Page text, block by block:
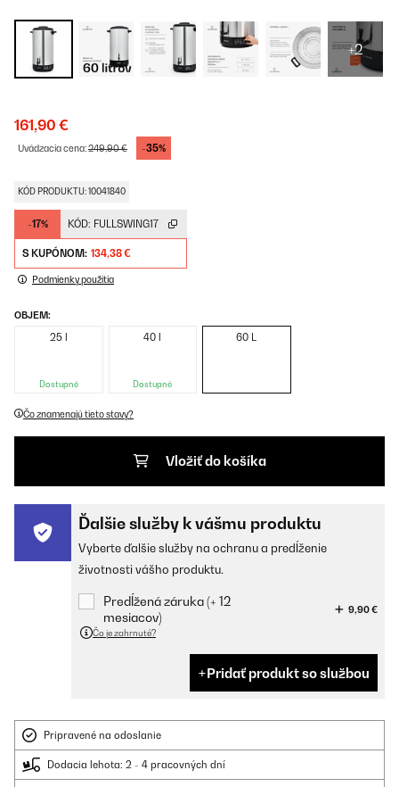
+2
161,90 €
Uvádzacia cena:249,90 € -35%
KÓD PRODUKTU: 10041840
-17% KÓD: FULLSWING17
S KUPÓNOM: 134,38 €
Podmienky použitia
OBJEM:
25 l
Dostupné
40 l
Dostupné
60 L
Čo znamenajú tieto stavy?
Vložiť do košíka
Ďalšie služby k vášmu produktu
Vyberte ďalšie služby na ochranu a predĺženie
životnosti vášho produktu.
Predĺžená záruka (+ 12
mesiacov)
9,90 €
Čo je zahrnuté?
Pridať produkt so službou
Pripravené na odoslanie
Dodacia lehota: 2 - 4 pracovných dní